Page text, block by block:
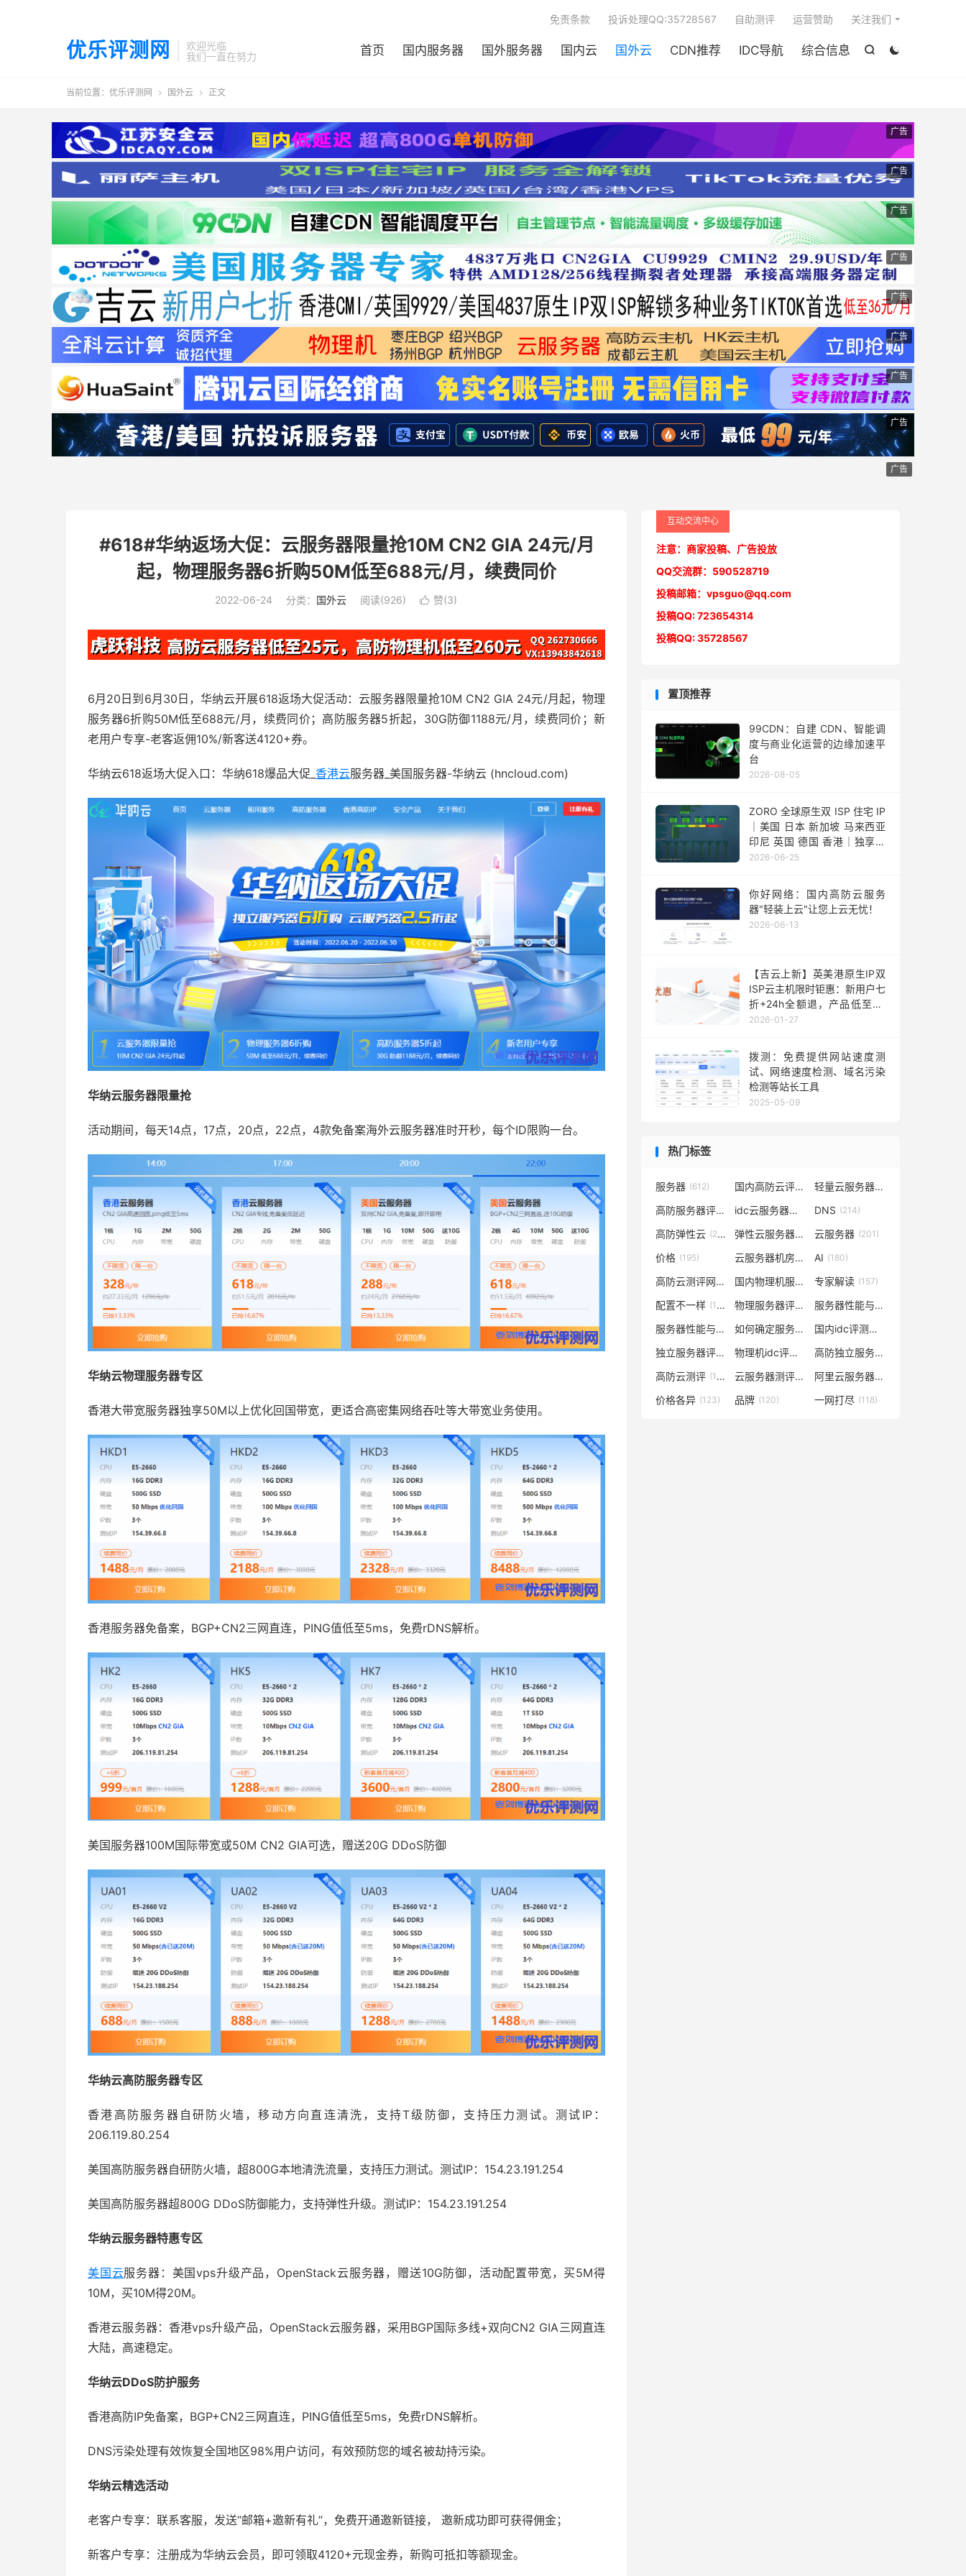
优乐评测网
欢迎光临
我们一直在努力


首页 国内服务器 国外服务器 国内云 国外云 CDN推荐 IDC导航 综合信息
免责条款 投诉处理QQ:35728567 自助测评 运营赞助 关注我们
当前位置： 优乐评测网  国外云  正文
广告
广告
广告
广告
广告
广告
广告
广告
广告
#618#华纳返场大促：云服务器限量抢10M CN2 GIA 24元/月
起，物理服务器6折购50M低至688元/月，续费同价
2022-06-24 分类： 国外云 阅读(926)  赞(3)
6月20日到6月30日，华纳云开展618返场大促活动：云服务器限量抢10M CN2 GIA 24元/月起，物理
服务器6折购50M低至688元/月，续费同价；高防服务器5折起，30G防御1188元/月，续费同价；新
老用户专享-老客返佣10%/新客送4120+券。
华纳云618返场大促入口：华纳618爆品大促_ 香港云服务器_美国服务器-华纳云 (hncloud.com)
华纳云服务器限量抢
活动期间，每天14点，17点，20点，22点，4款免备案海外云服务器准时开秒，每个ID限购一台。
华纳云物理服务器专区
香港大带宽服务器独享50M以上优化回国带宽，更适合高密集网络吞吐等大带宽业务使用。
香港服务器免备案，BGP+CN2三网直连，PING值低至5ms，免费rDNS解析。
美国服务器100M国际带宽或50M CN2 GIA可选，赠送20G DDoS防御
华纳云高防服务器专区
香港高防服务器自研防火墙，移动方向直连清洗，支持T级防御，支持压力测试。测试IP：
206.119.80.254
美国高防服务器自研防火墙，超800G本地清洗流量，支持压力测试。测试IP：154.23.191.254
美国高防服务器超800G DDoS防御能力，支持弹性升级。测试IP：154.23.191.254
华纳云服务器特惠专区
美国云服务器：美国vps升级产品，OpenStack云服务器，赠送10G防御，活动配置带宽，买5M得
10M，买10M得20M。
香港云服务器：香港vps升级产品，OpenStack云服务器，采用BGP国际多线+双向CN2 GIA三网直连
大陆，高速稳定。
华纳云DDoS防护服务
香港高防IP免备案，BGP+CN2三网直连，PING值低至5ms，免费rDNS解析。
DNS污染处理有效恢复全国地区98%用户访问，有效预防您的域名被劫持污染。
华纳云精选活动
老客户专享：联系客服，发送“邮箱+邀新有礼”，免费开通邀新链接， 邀新成功即可获得佣金；
新客户专享：注册成为华纳云会员，即可领取4120+元现金券，新购可抵扣等额现金。
互动交流中心
注意：商家投稿、广告投放
QQ交流群：590528719
投稿邮箱：vpsguo@qq.com
投稿QQ: 723654314
投稿QQ: 35728567
置顶推荐
99CDN：自建 CDN、智能调
度与商业化运营的边缘加速平
台
2026-08-05
ZORO 全球原生双 ISP 住宅 IP
｜美国 日本 新加坡 马来西亚
印尼 英国 德国 香港｜独享静
态 IPv4
2026-06-25
你好网络：国内高防云服务
器"轻装上云"让您上云无忧！
2026-06-13
【吉云上新】英美港原生IP双
ISP云主机限时钜惠：新用户七
折+24h全额退，产品低至36
元每月，TikTok业务秒部署！
2026-01-27
拨测：免费提供网站速度测
试、网络速度检测、域名污染
检测等站长工具
2025-05-09
热门标签
服务器 (612) 国内高防云评测 (302) 轻量云服务器(262)
高防服务器评测 (232) idc云服务器评测 (223)
DNS (214)
高防弹性云 (210) 弹性云服务器评测 (209)
云服务器 (201)
价格 (195) 云服务器机房评测 (185)
AI (180)
高防云测评网(169) 国内物理机服务器测评 (165)
专家解读 (157)
配置不一样 (148) 物理服务器评测 (148) 服务器性能与价格对比
服务器性能与什么有关 (138) 如何确定服务器数量及配置 (129)
国内idc评测云服务器
独立服务器评测 (128) 物理机idc评测网 (128) 高防独立服务器评测
高防云测评 (128) 云服务器测评网 (127) 阿里云服务器多少钱一年
价格各异 (123) 品牌 (120) 一网打尽 (118)